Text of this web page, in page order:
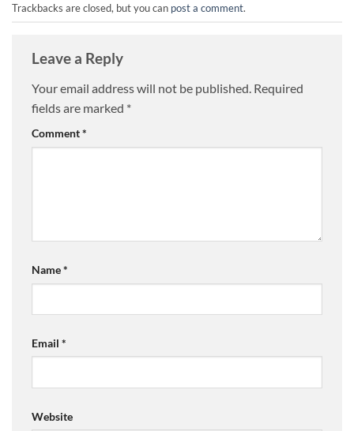
Trackbacks are closed, but you can post a comment.
Leave a Reply
Your email address will not be published. Required
fields are marked *
Comment*
Name*
Email *
Website